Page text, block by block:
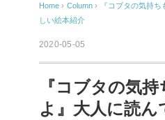
Home › Column ›
『コブタの気持
しい絵本紹介
2020-05-05
『コブタの気
よ』大人に読